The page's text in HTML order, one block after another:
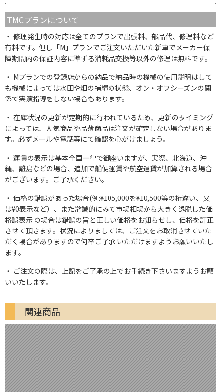
TMCプランについて
修理発生時の対応は全てのプランで出張料、部品代、修理料など
有料です。但し「M」プランでご注文いただいた新車でメーカー保
障期間内の保証内容に準ずる消耗品交換等以外の修理は無料です。
Mプランでの登録店からの納品で納品時の機械の使用説明はして
も機械によっては水田や畑の捕縄の状態、オン・オフシーズンの関
係で実演指導をしない場合もあります。
在庫状況の更新が定期的に行われているため、更新のタイミング
によっては、人気商品や品薄商品は注文が確定しない場合がありま
す。必ずメールや電話等にて確認を心がけましょう。
運賃の表示は基本全国一律で御座いますが、実際、北海道、沖
縄、離島などの場合、追加で船便運賃や航空運賃が加算される場合
がございます。ご了承ください。
価格の錯誤があった場合(例:¥105,000を¥10,500等の桁違い、又
は¥0表示など）、また常識的にみて市場相場から大きく逸脱した価
格誤表示 の場合は錯誤の旨と正しい価格をお知らせし、価格を訂正
させて頂きます。状況によりましては、ご注文をお取消させていた
だく場合がありますので何卒ご了承 いただけますようお願いいたし
ます。
ご注文の際は、上記をご了承の上でお手続き下さいますようお願
いいたします。
関連商品